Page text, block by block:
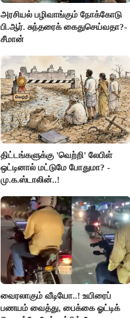
அரசியல் பழிவாங்கும் நோக்கோடு
பி.ஆர். சுந்தரைக் கைதுசெய்வதா?-
சீமான்
திட்டங்களுக்கு 'வெற்றி' லேபிள்
ஒட்டினால் மட்டுமே போதுமா? -
மு.க.ஸ்டாலின்..!
வைரலாகும் வீடியோ..! உயிரைப்
பணயம் வைத்து, பைக்கை ஓட்டிக்